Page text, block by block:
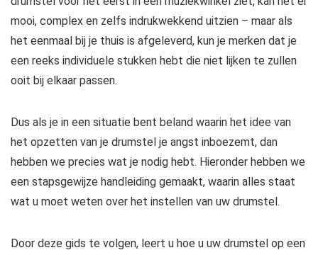
mooi, complex en zelfs indrukwekkend uitzien – maar als
het eenmaal bij je thuis is afgeleverd, kun je merken dat je
een reeks individuele stukken hebt die niet lijken te zullen
ooit bij elkaar passen.
Dus als je in een situatie bent beland waarin het idee van
het opzetten van je drumstel je angst inboezemt, dan
hebben we precies wat je nodig hebt. Hieronder hebben we
een stapsgewijze handleiding gemaakt, waarin alles staat
wat u moet weten over het instellen van uw drumstel.
Door deze gids te volgen, leert u hoe u uw drumstel op een